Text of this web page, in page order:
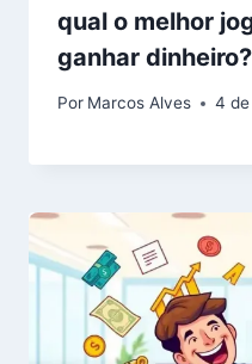
qual o melhor
ganhar
Por Marcos Alves 4